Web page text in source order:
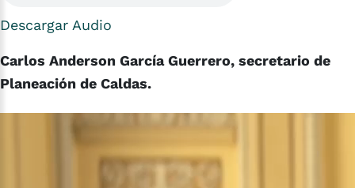
Descargar Audio
Carlos Anderson García Guerrero, secretario de
Planeación de Caldas.